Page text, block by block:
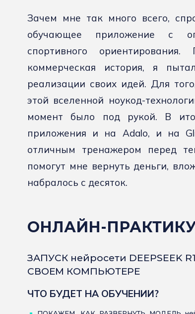
Зачем мне так много всего,
обучающее приложение с
спортивного
коммерческая история, я
реализации своих идей. Для
этой вселенной ноукод-
момент было под рукой. В
приложения и на Adalo, и на
отличным тренажером перед
помогут мне вернуть деньги,
набралось с десяток.
ОНЛАЙН-
ЗАПУСК нейросети DEEPSEEK
СВОЕМ КОМПЬЮТЕРЕ
ЧТО БУДЕТ НА ОБУЧЕНИИ?